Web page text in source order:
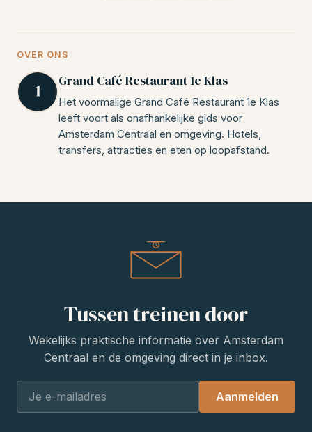
OVER ONS
Grand Café Restaurant 1e Klas
Het voormalige Grand Café Restaurant 1e Klas
leeft voort als onafhankelijke gids voor
Amsterdam Centraal en omgeving. Hotels,
transfers, attracties en eten op loopafstand.
Tussen treinen door
Wekelijks praktische informatie over Amsterdam
Centraal en de omgeving direct in je inbox.
Aanmelden